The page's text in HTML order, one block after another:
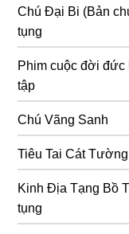
Chú Đại Bi (Bản
tụng
Phim cuộc đời đức
tập
Chú Vãng Sanh
Tiêu Tai Cát
Kinh Địa Tạng Bồ
tụng